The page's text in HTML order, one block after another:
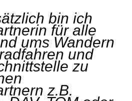
bin ich
für alle
ums Wandern
und
zu
z.B.